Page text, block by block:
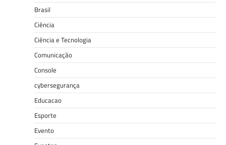
Brasil
Ciência
Ciência e Tecnologia
Comunicação
Console
cybersegurança
Educacao
Esporte
Evento